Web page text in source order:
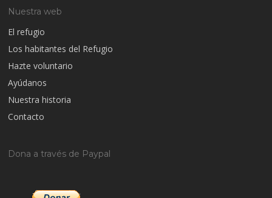
Nuestra web
El refugio
Los habitantes del Refugio
Hazte voluntario
Ayúdanos
Nuestra historia
Contacto
Dona a través de Paypal